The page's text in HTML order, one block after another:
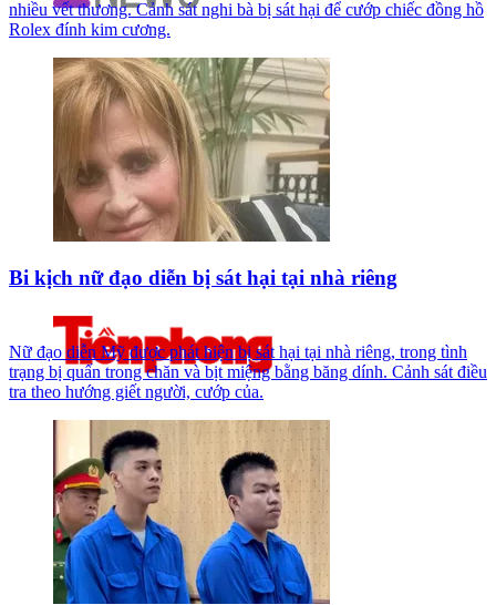
nhiều vết thương. Cảnh sát nghi bà bị sát hại để cướp chiếc đồng hồ
Rolex đính kim cương.
Bi kịch nữ đạo diễn bị sát hại tại nhà riêng
Nữ đạo diễn Mỹ được phát hiện bị sát hại tại nhà riêng, trong tình
trạng bị quấn trong chăn và bịt miệng bằng băng dính. Cảnh sát điều
tra theo hướng giết người, cướp của.